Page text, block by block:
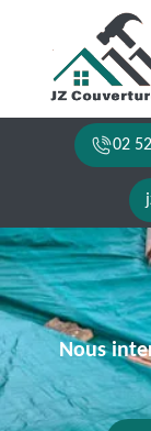
02
Nous